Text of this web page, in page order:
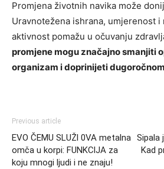
Promjena životnih navika može
Uravnotežena ishrana, umjerenost i
aktivnost pomažu u očuvanju
promjene mogu značajno smanjiti
organizam i doprinijeti
Previous article
EVO ČEMU SLUŽl 0VA metalna
omča u korpi: FUNKClJA za
koju mnogi ljudi i ne znaju!
Sipala
Kad